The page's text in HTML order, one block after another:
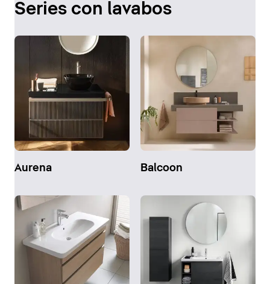
Series con lavabos
Aurena Balcoon